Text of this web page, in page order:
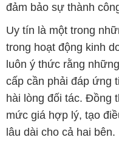
đảm bảo sự thành
Uy tín là một trong
trong hoạt động kinh
luôn ý thức rằng
cấp cần phải đáp ứng
hài lòng đối tác. Đồng
mức giá hợp lý, tạo
lâu dài cho cả hai bên.